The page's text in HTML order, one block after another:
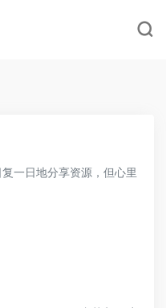
一日地分享资源，但心里